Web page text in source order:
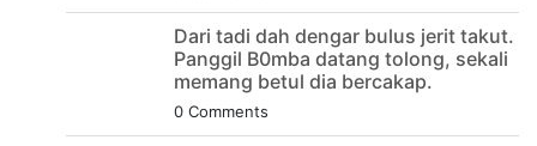
Dari tadi dah dengar bulus jerit takut.
Panggil B0mba datang tolong, sekali
memang betul dia bercakap.
0 Comments